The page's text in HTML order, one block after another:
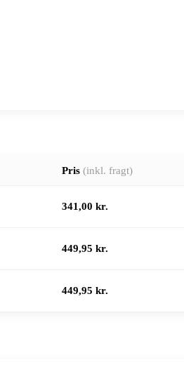
Pris (inkl. fragt)
341,00 kr.
449,95 kr.
449,95 kr.